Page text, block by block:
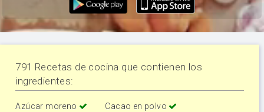
791 Recetas de cocina que contienen los
ingredientes:
Azúcar moreno
Cacao en polvo